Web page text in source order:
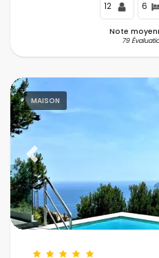
12 6
Note
79
MAISON
Previous